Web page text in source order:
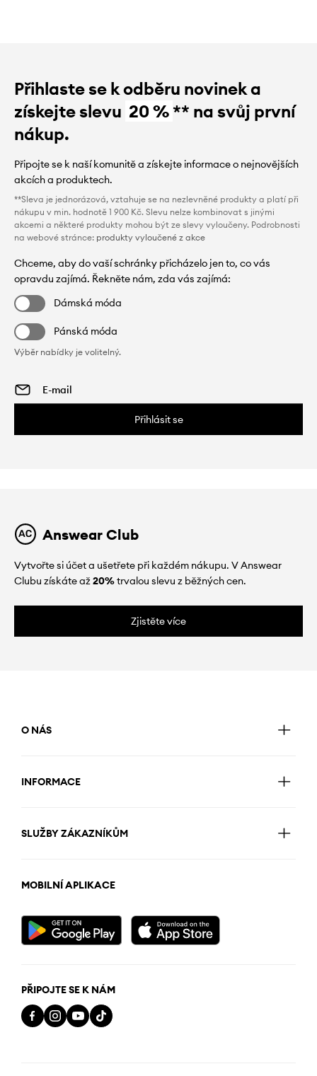
Přihlaste se k odběru novinek a
získejte slevu 20 %** na svůj první
nákup.
Připojte se k naší komunitě a získejte informace o nejnovějších
akcích a produktech.
**Sleva je jednorázová, vztahuje se na nezlevněné produkty a platí při
nákupu v min. hodnotě 1 900 Kč. Slevu nelze kombinovat s jinými
akcemi a některé produkty mohou být ze slevy vyloučeny. Podrobnosti
na webové stránce: produkty vyloučené z akce
Chceme, aby do vaší schránky přicházelo jen to, co vás
opravdu zajímá. Řekněte nám, zda vás zajímá:
Dámská móda
Pánská móda
Výběr nabídky je volitelný.
Přihlásit se
Answear Club
Vytvořte si účet a ušetřete při každém nákupu. V Answear
Clubu získáte až20%trvalou slevu z běžných cen.
Zjistěte více
O NÁS
INFORMACE
SLUŽBY ZÁKAZNÍKŮM
MOBILNÍ APLIKACE
PŘIPOJTE SE K NÁM